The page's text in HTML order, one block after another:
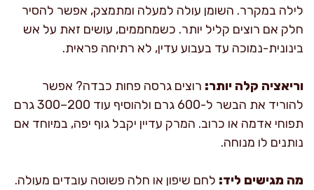
לילה במקרר. השומן עולה למעלה ומתמצק, אפשר להסיר
חלק אם רוצים קליל יותר. כשמחממים, עושים זאת על אש
בינונית-נמוכה עד בעבוע עדין, לא רתיחה פראית.
וריאציה קלה יותר: רוצים גרסה פחות כבדה? אפשר
להוריד את הבשר ל-600 גרם ולהוסיף עוד 200–300 גרם
תפוחי אדמה או כרוב. המרק עדיין יקבל גוף יפה, במיוחד אם
נותנים לו מנוחה.
מה מגישים ליד: לחם שיפון או חלה פשוטה עובדים מעולה.